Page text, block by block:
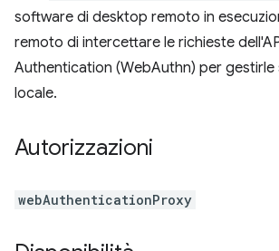
software di desktop remoto in
remoto di intercettare le richieste
Authentication (WebAuthn) per gestirle
locale.
Autorizzazioni
webAuthenticationProxy